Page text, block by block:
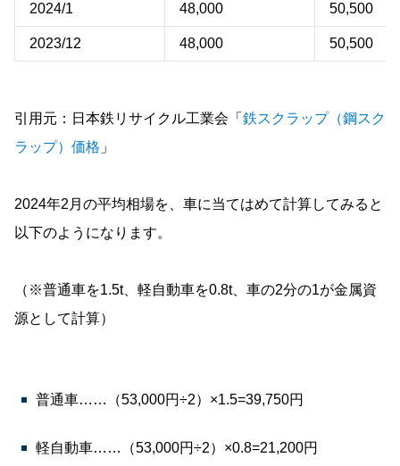
2024/1 48,000 50,500
2023/12 48,000 50,500
引用元：日本鉄リサイクル工業会「 鉄スクラップ（鋼スク
ラップ）価格 」
2024年2月の平均相場を、車に当てはめて計算してみると
以下のようになります。
（※普通車を1.5t、軽自動車を0.8t、車の2分の1が金属資
源として計算）
普通車……（53,000円÷2）×1.5=39,750円
軽自動車……（53,000円÷2）×0.8=21,200円